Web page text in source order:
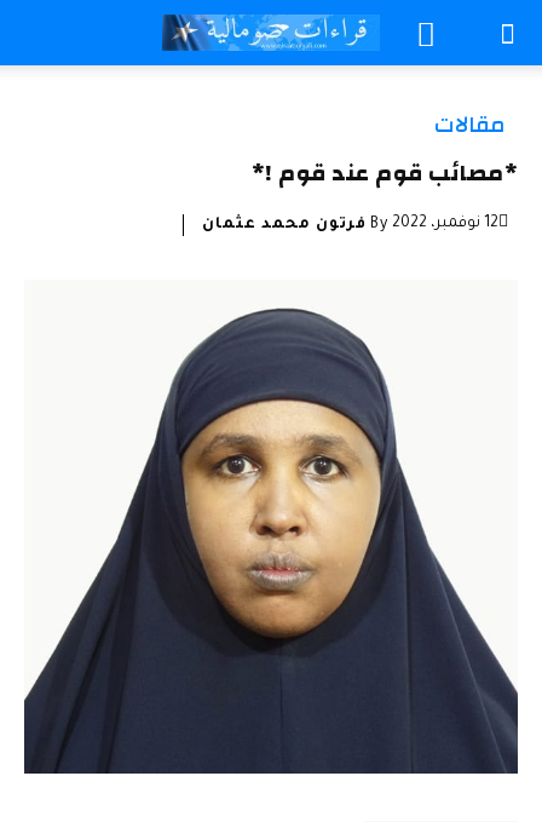
مقالات
*مصائب قوم عند قوم !*
12 نوفمبر، 2022 By فرتون محمد عثمان